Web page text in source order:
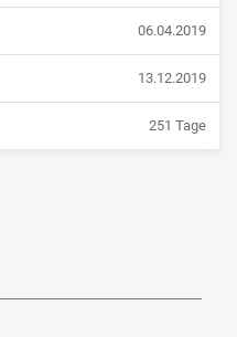
06.04.2019
13.12.2019
251 Tage